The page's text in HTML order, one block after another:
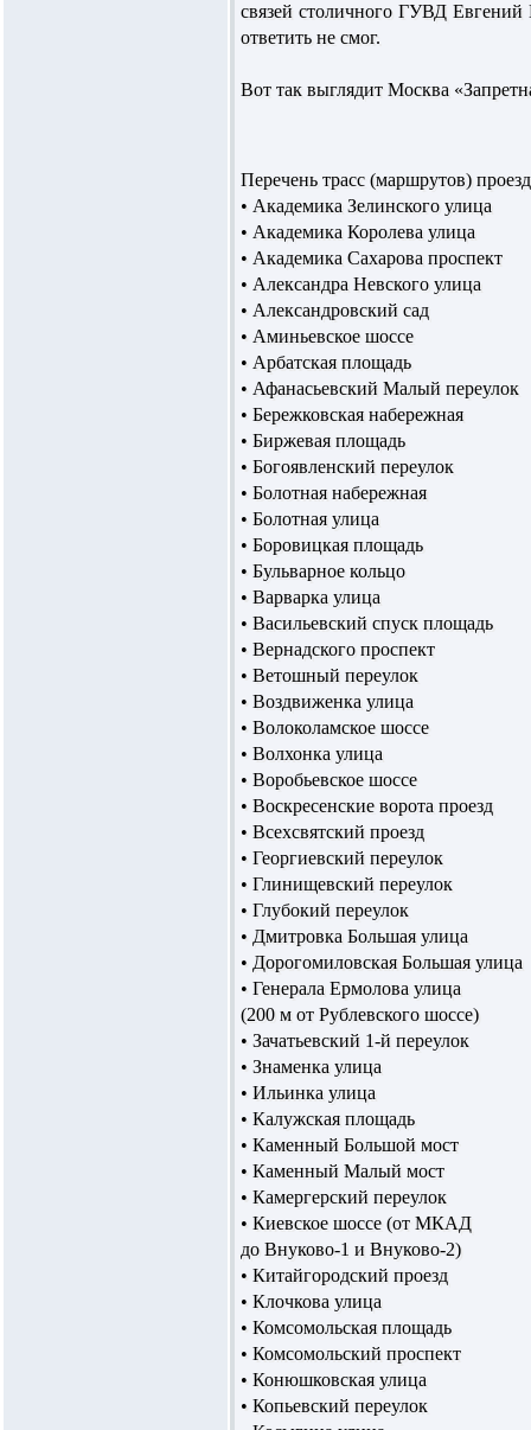
связей столичного ГУВД Евгений
ответить не смог.
Вот так выглядит Москва
Перечень трасс (маршрутов)
• Академика Зелинского улица
• Академика Королева улица
• Академика Сахарова проспект
• Александра Невского улица
• Александровский сад
• Аминьевское шоссе
• Арбатская площадь
• Афанасьевский Малый переулок
• Бережковская набережная
• Биржевая площадь
• Богоявленский переулок
• Болотная набережная
• Болотная улица
• Боровицкая площадь
• Бульварное кольцо
• Варварка улица
• Васильевский спуск площадь
• Вернадского проспект
• Ветошный переулок
• Воздвиженка улица
• Волоколамское шоссе
• Волхонка улица
• Воробьевское шоссе
• Воскресенские ворота проезд
• Всехсвятский проезд
• Георгиевский переулок
• Глинищевский переулок
• Глубокий переулок
• Дмитровка Большая улица
• Дорогомиловская Большая улица
• Генерала Ермолова улица
(200 м от Рублевского шоссе)
• Зачатьевский 1-й переулок
• Знаменка улица
• Ильинка улица
• Калужская площадь
• Каменный Большой мост
• Каменный Малый мост
• Камергерский переулок
• Киевское шоссе (от МКАД
до Внуково-1 и Внуково-2)
• Китайгородский проезд
• Клочкова улица
• Комсомольская площадь
• Комсомольский проспект
• Конюшковская улица
• Копьевский переулок